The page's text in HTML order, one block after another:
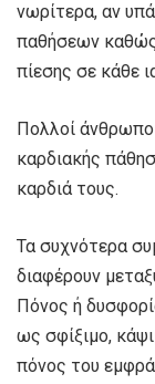
νωρίτερα, αν
παθήσεων καθώς
πίεσης σε κάθε
Πολλοί
καρδιακής
καρδιά τους.
Τα συχνότερα
διαφέρουν
Πόνος ή
ως σφίξιμο,
πόνος του